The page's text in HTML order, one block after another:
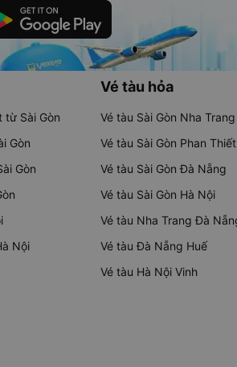
từ Sài Gòn
Gòn
Gòn
Nội
Vé tàu hỏa
Vé tàu Sài Gòn Nha Trang
Vé tàu Sài Gòn Phan Thiết
Vé tàu Sài Gòn Đà Nẵng
Vé tàu Sài Gòn Hà Nội
Vé tàu Nha Trang Đà
Vé tàu Đà Nẵng Huế
Vé tàu Hà Nội Vinh